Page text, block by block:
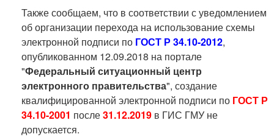
Также сообщаем, что в соответствии с уведомлением
об организации перехода на использование схемы
электронной подписи по ГОСТ Р 34.10-2012,
опубликованном 12.09.2018 на портале
"Федеральный ситуационный центр
электронного правительства", создание
квалифицированной электронной подписи по ГОСТ Р
34.10-2001 после31.12.2019 в ГИС ГМУ не
допускается.